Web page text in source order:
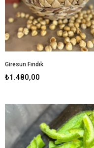
Giresun Fındık
₺1.480,00